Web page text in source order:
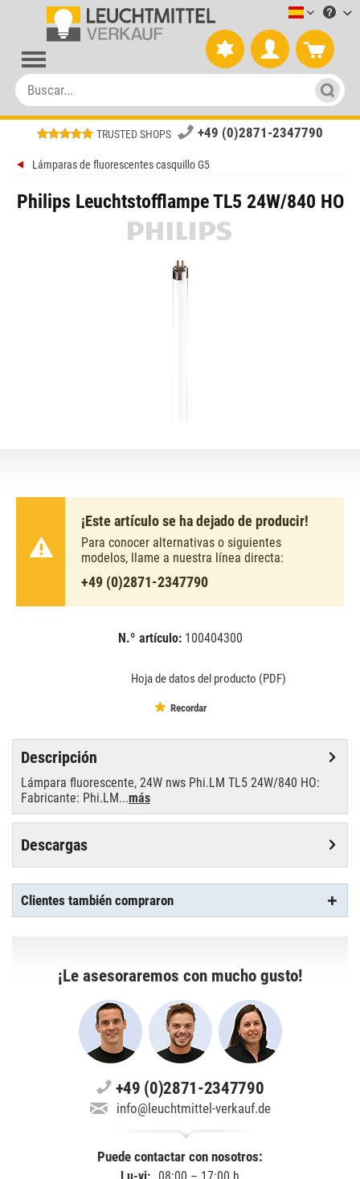
TRUSTED SHOPS +49 (0)2871-2347790
Lámparas de fluorescentes casquillo G5
Philips Leuchtstofflampe TL5 24W/840 HO
¡Este artículo se ha dejado de producir!
Para conocer alternativas o siguientes
modelos, llame a nuestra línea directa:
+49 (0)2871-2347790
N.º artículo: 100404300
Hoja de datos del producto (PDF)
Recordar
Descripción
Lámpara fluorescente, 24W nws Phi.LM TL5 24W/840 HO:
Fabricante: Phi.LM...más
Descargas
Clientes también compraron
¡Le asesoraremos con mucho gusto!
+49 (0)2871-2347790
info@leuchtmittel-verkauf.de
Puede contactar con nosotros: